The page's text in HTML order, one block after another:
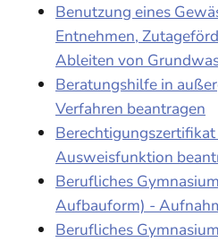
Benutzung eines
Entnehmen,
Ableiten von
Beratungshilfe in
Verfahren beantragen
Ausweisfunktion
Berufliches
Aufbauform) -
Berufliches